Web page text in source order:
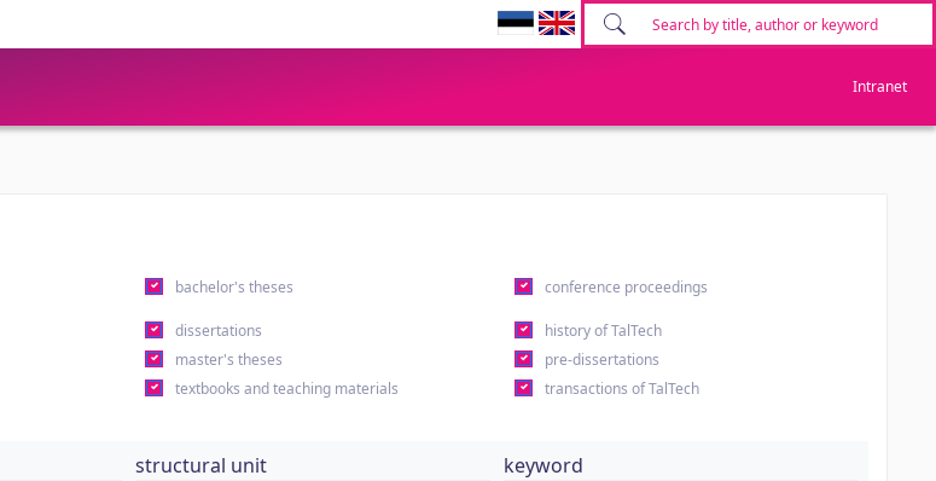
Intranet
bachelor's theses conference proceedings
dissertations
history of TalTech
master's theses
pre-dissertations
textbooks and teaching materials
transactions of TalTech
structural unit keyword